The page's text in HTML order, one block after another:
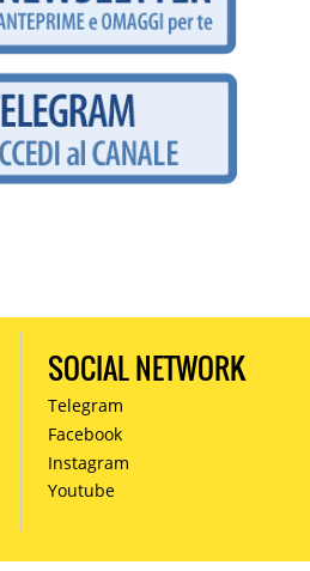
SOCIAL NETWORK
Telegram
Facebook
Instagram
Youtube